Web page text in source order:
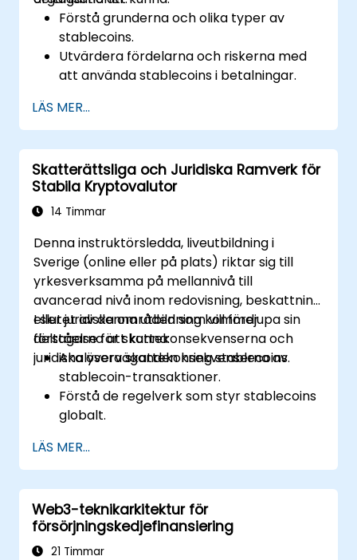
Förstå grunderna och olika typer av
stablecoins.
Utvärdera fördelarna och riskerna med
att använda stablecoins i betalningar.
regelmässiga överväganden.
Utforma strategier för att integrera
stablecoin-betalningar i affärsmodeller.
Håll dig informerad om nya trender och
innovationer inom stablecoin-
applikationer.
LÄS MER...
Skatterättsliga och Juridiska Ramverk för
Stabila Kryptovalutor
14 Timmar
Denna instruktörsledda, liveutbildning i
Sverige (online eller på plats) riktar sig till
yrkesverksamma på mellannivå till
avancerad nivå inom redovisning, beskattning
eller juridiska områden som vill fördjupa sin
förståelse för skattekonsekvenserna och
juridiska överväganden kring stablecoins.
I slutet av denna utbildning kommer
deltagarna att kunna:
Analysera skattekonsekvenserna av
stablecoin-transaktioner.
Förstå de regelverk som styr stablecoins
globalt.
stablecoin-relaterade lagar.
Utvärdera risker förknippade med
skatteundandragande och penningtvätt
genom stablecoins.
Förbered dig på förändringar i
kryptovalutaregler som påverkar
LÄS MER...
Web3-teknikarkitektur för
försörjningskedjefinansiering
21 Timmar